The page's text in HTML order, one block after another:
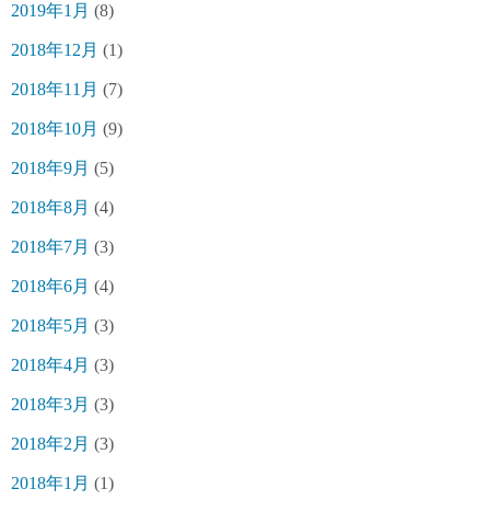
2019年1月 (8)
2018年12月 (1)
2018年11月 (7)
2018年10月 (9)
2018年9月 (5)
2018年8月 (4)
2018年7月 (3)
2018年6月 (4)
2018年5月 (3)
2018年4月 (3)
2018年3月 (3)
2018年2月 (3)
2018年1月 (1)